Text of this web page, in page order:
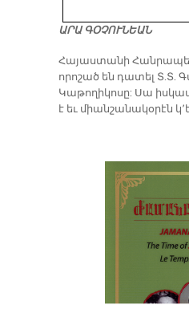
ԱՐԱ ԳՕՉՈՒՆԵԱՆ
​Հայաստանի
որոշած են դատել Տ.Տ.
Կաթողիկոսը: Սա
է եւ միանշանակօրէն